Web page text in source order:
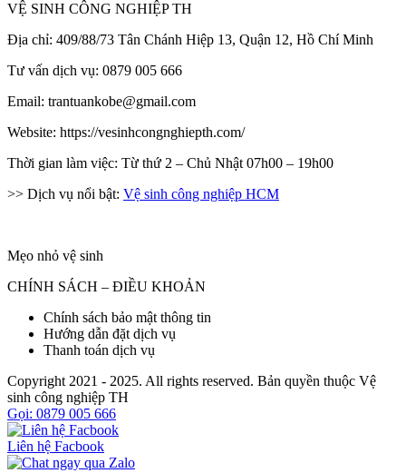
VỆ SINH CÔNG NGHIỆP TH
Địa chỉ: 409/88/73 Tân Chánh Hiệp 13, Quận 12, Hồ Chí Minh
Tư vấn dịch vụ: 0879 005 666
Email: trantuankobe@gmail.com
Website: https://vesinhcongnghiepth.com/
Thời gian làm việc: Từ thứ 2 – Chủ Nhật 07h00 – 19h00
>> Dịch vụ nổi bật: Vệ sinh công nghiệp HCM
Mẹo nhỏ vệ sinh
CHÍNH SÁCH – ĐIỀU KHOẢN
Chính sách bảo mật thông tin
Hướng dẫn đặt dịch vụ
Thanh toán dịch vụ
Copyright 2021 - 2025. All rights reserved. Bản quyền thuộc Vệ
sinh công nghiệp TH
Gọi: 0879 005 666
Liên hệ Facbook